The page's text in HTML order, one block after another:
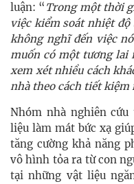
luận: “ Trong một thời
việc kiểm soát nhiệt
không nghĩ đến việc
muốn có một tương lai
xem xét nhiều cách
nhà theo cách tiết kiệm
Nhóm nhà nghiên
liệu làm mát bức xạ
tăng cường khả năng
vô hình tỏa ra từ con
tại những vật liệu